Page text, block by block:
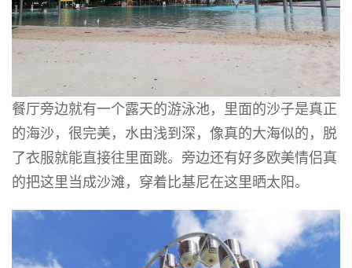
餐厅旁边就有一个露天的游泳池，里面的沙子是真正
的海沙，很完美，水由浅到深，像真的大海似的，脱
了衣服就能直接往里面跳。旁边还有好多欧美情侣真
的把这里当成沙滩，穿着比基尼在这里晒太阳。